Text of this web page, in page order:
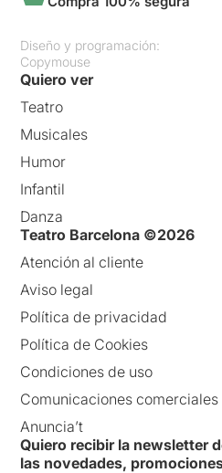
Diseño y programación:
Copymouse
Quiero ver
Teatro
Musicales
Humor
Infantil
Danza
Teatro Barcelona ©2026
Atención al cliente
Aviso legal
Política de privacidad
Política de Cookies
Condiciones de uso
Comunicaciones
Anuncia’t
Quiero recibir la newsletter
las novedades,